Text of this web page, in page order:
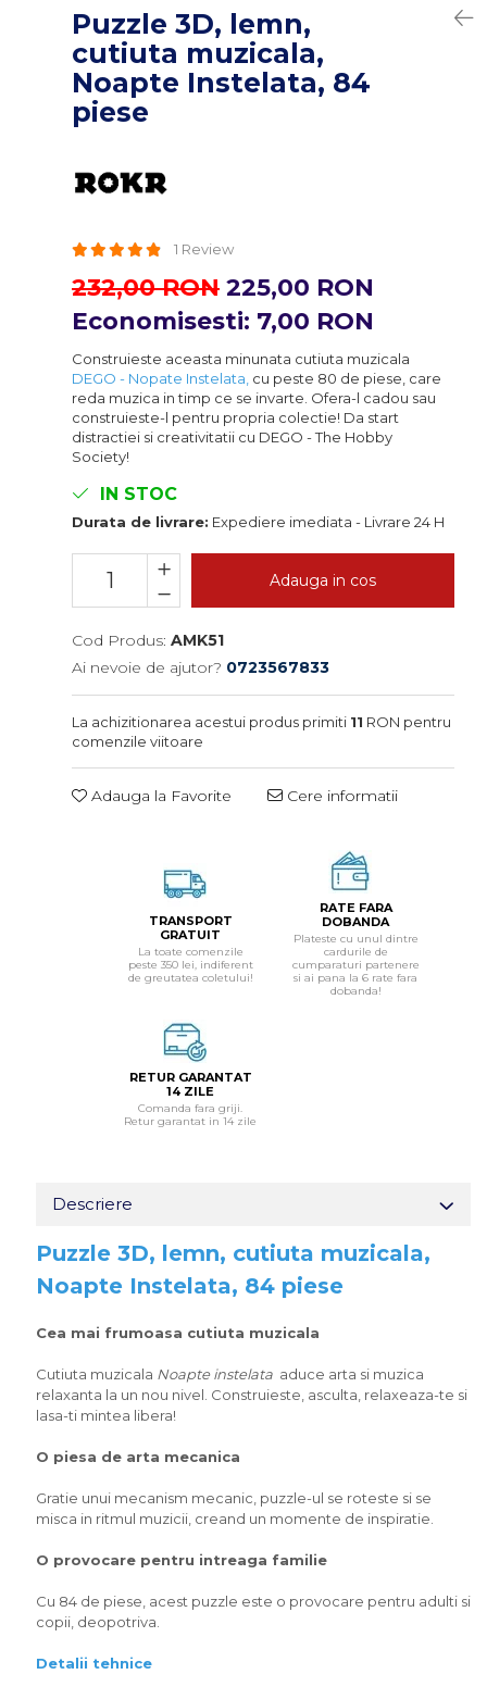
Puzzle 3D, lemn,
cutiuta muzicala,
Noapte Instelata, 84
piese
1 Review
232,00 RON 225,00 RON
Economisesti: 7,00 RON
Construieste aceasta minunata cutiuta muzicala
DEGO - Nopate Instelata, cu peste 80 de piese, care
reda muzica in timp ce se invarte. Ofera-l cadou sau
construieste-l pentru propria colectie! Da start
distractiei si creativitatii cu DEGO - The Hobby
Society!
IN STOC
Durata de livrare: Expediere imediata - Livrare 24 H
Adauga in cos
Cod Produs: AMK51
Ai nevoie de ajutor? 0723567833
La achizitionarea acestui produs primiti 11 RON pentru
comenzile viitoare
Adauga la Favorite Cere informatii
TRANSPORT
GRATUIT
La toate comenzile
peste 350 lei, indiferent
de greutatea coletului!
RATE FARA
DOBANDA
Plateste cu unul dintre
cardurile de
cumparaturi partenere
si ai pana la 6 rate fara
dobanda!
RETUR GARANTAT
14 ZILE
Comanda fara griji.
Retur garantat in 14 zile
Descriere
Puzzle 3D, lemn, cutiuta muzicala,
Noapte Instelata, 84 piese
Cea mai frumoasa cutiuta muzicala
Cutiuta muzicala Noapte instelata aduce arta si muzica
relaxanta la un nou nivel. Construieste, asculta, relaxeaza-te si
lasa-ti mintea libera!
O piesa de arta mecanica
Gratie unui mecanism mecanic, puzzle-ul se roteste si se
misca in ritmul muzicii, creand un momente de inspiratie.
O provocare pentru intreaga familie
Cu 84 de piese, acest puzzle este o provocare pentru adulti si
copii, deopotriva.
Detalii tehnice